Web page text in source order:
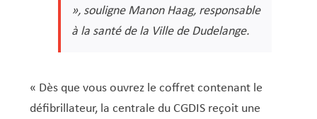
», souligne Manon Haag, responsable
à la santé de la Ville de Dudelange.
« Dès que vous ouvrez le coffret contenant le
défibrillateur, la centrale du CGDIS reçoit une